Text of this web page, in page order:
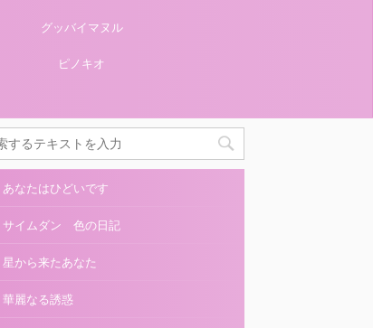
グッバイマヌル
ピノキオ
あなたはひどいです
サイムダン 色の日記
星から来たあなた
華麗なる誘惑